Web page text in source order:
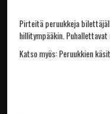
Pirteitä peruukkeja
hillitympääkin.
Katso myös:Peruukkien